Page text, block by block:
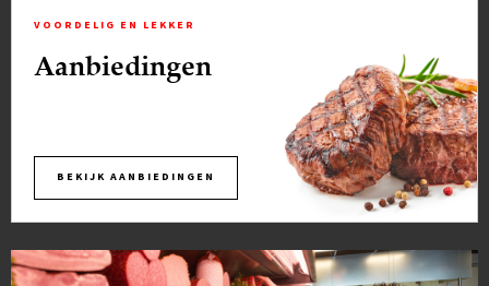
VOORDELIG EN LEKKER
Aanbiedingen
BEKIJK AANBIEDINGEN